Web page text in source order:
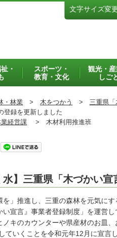
文字サイズ変
・
スポーツ・
教育・文化
観光・産
しご
・林業 > 木をつかう > 三重県「
登録を更新しました
経営課 > 木材利用推進班
水】三重県「木づかい
」推進し、三重の森林を元気に
宣言』事業者登録制度」を運営し
キのカウンターや県産材のお皿
ていくことを令和元年12月に宣言し